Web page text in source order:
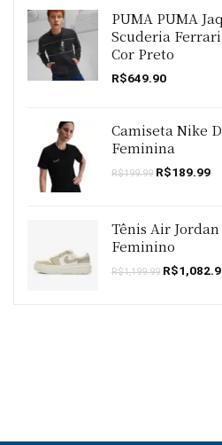
R$229.99.
PUMA PUMA
Scuderia
Cor Preto
R$649.90
Camiseta Nike
Feminina
R$199.99 O
R$199.99.
R$189.99O
Tênis Air
Feminino
R$1,199.99 O
R$